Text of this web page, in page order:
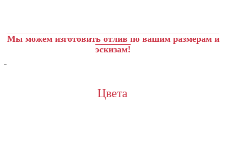
Мы можем изготовить отлив по вашим размерам и
эскизам!
Цвета